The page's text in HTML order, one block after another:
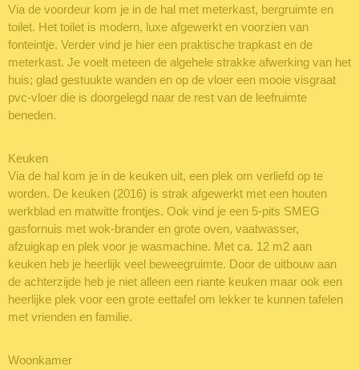
Via de voordeur kom je in de hal met meterkast, bergruimte en
toilet. Het toilet is modern, luxe afgewerkt en voorzien van
fonteintje. Verder vind je hier een praktische trapkast en de
meterkast. Je voelt meteen de algehele strakke afwerking van het
huis; glad gestuukte wanden en op de vloer een mooie visgraat
pvc-vloer die is doorgelegd naar de rest van de leefruimte
beneden.
Keuken
Via de hal kom je in de keuken uit, een plek om verliefd op te
worden. De keuken (2016) is strak afgewerkt met een houten
werkblad en matwitte frontjes. Ook vind je een 5-pits SMEG
gasfornuis met wok-brander en grote oven, vaatwasser,
afzuigkap en plek voor je wasmachine. Met ca. 12 m2 aan
keuken heb je heerlijk veel beweegruimte. Door de uitbouw aan
de achterzijde heb je niet alleen een riante keuken maar ook een
heerlijke plek voor een grote eettafel om lekker te kunnen tafelen
met vrienden en familie.
Woonkamer